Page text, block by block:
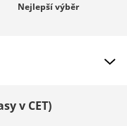
Nejlepšívýběr
v CET)